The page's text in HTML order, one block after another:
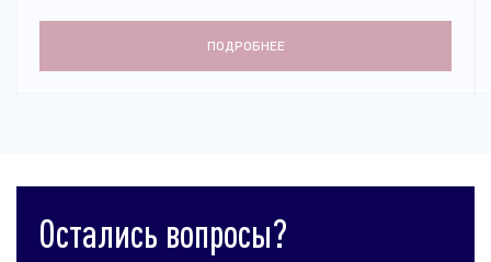
ПОДРОБНЕЕ
Остались вопросы?